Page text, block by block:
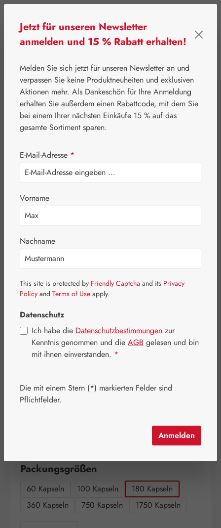
⌂ Gall Pharma Aminosäuren
Ornithin / Arginin
1:2 GPH Kapseln
Bildergalerie überspringen
Regulärer Preis:
107,40 €
Inhalt:0.09 Kilogramm
Packungsgrößen
60 Kapseln 100 Kapseln
180 Kapseln
360 Kapseln
750 Kapseln 1750 Kapseln
Jetzt für unseren Newsletter
anmelden und 15 % Rabatt erhalten!
Melden Sie sich jetzt für unseren Newsletter an und
verpassen Sie keine Produktneuheiten und exklusiven
Aktionen mehr. Als Dankeschön für Ihre Anmeldung
erhalten Sie außerdem einen Rabattcode, mit dem Sie
bei einem Ihrer nächsten Einkäufe 15 % auf das
gesamte Sortiment sparen.
E-Mail-Adresse *
Vorname
Nachname
This site is protected by Friendly Captcha and its Privacy
Policy and Terms of Use apply.
Datenschutz
Ich habe die Datenschutzbestimmungen zur
Kenntnis genommen und die AGB gelesen und bin
mit ihnen einverstanden. *
Die mit einem Stern (*) markierten Felder sind
Pflichtfelder.
Anmelden